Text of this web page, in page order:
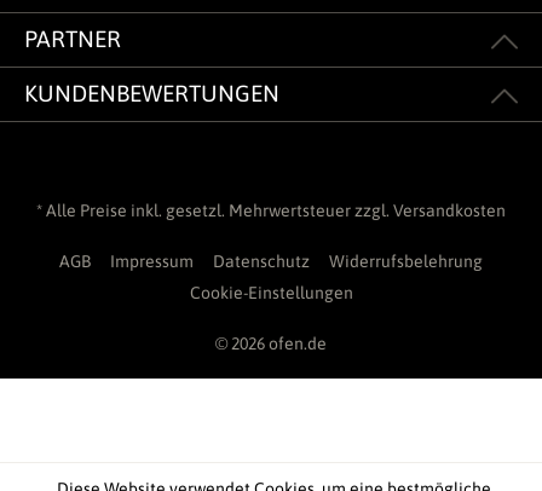
PARTNER
KUNDENBEWERTUNGEN
* Alle Preise inkl. gesetzl. Mehrwertsteuer zzgl. Versandkosten
AGB Impressum Datenschutz
Widerrufsbelehrung
Cookie-Einstellungen
© 2026 ofen.de